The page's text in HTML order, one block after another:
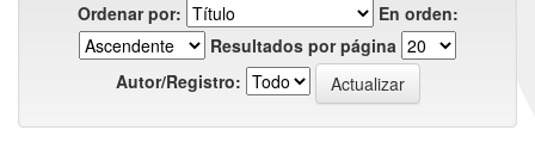
Ordenar por:
En orden:
Resultados por página
Autor/Registro: